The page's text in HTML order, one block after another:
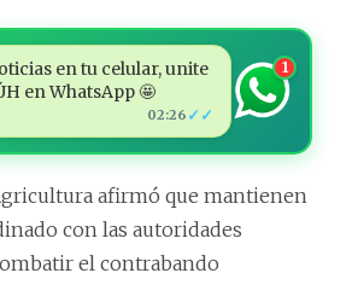
en tu celular, unite
en WhatsApp 🤩
02:26 ✓✓
1
afirmó que mantienen
con las autoridades
el contrabando